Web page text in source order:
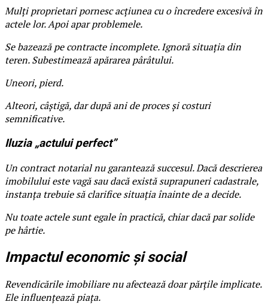
Mulți proprietari pornesc acțiunea cu o încredere excesivă în
actele lor. Apoi apar problemele.
Se bazează pe contracte incomplete. Ignoră situația din
teren. Subestimează apărarea pârâtului.
Uneori, pierd.
Alteori, câștigă, dar după ani de proces și costuri
semnificative.
Iluzia „actului perfect”
Un contract notarial nu garantează succesul. Dacă descrierea
imobilului este vagă sau dacă există suprapuneri cadastrale,
instanța trebuie să clarifice situația înainte de a decide.
Nu toate actele sunt egale în practică, chiar dacă par solide
pe hârtie.
Impactul economic și social
Revendicările imobiliare nu afectează doar părțile implicate.
Ele influențează piața.